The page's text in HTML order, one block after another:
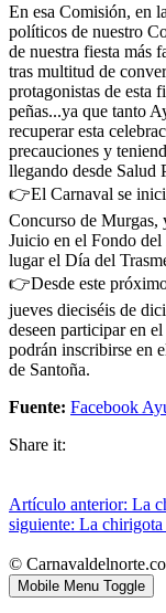
En esa Comisión, en
políticos de nuestro
de nuestra fiesta más
tras multitud de
protagonistas de esta
peñas...ya que tanto
recuperar esta
precauciones y
llegando desde Salud
👉El Carnaval se
Concurso de Murgas,
Juicio en el Fondo del
lugar el Día del
👉Desde este
jueves dieciséis de
deseen participar en
podrán inscribirse en
de Santoña.
Fuente: Facebook
Share it:
Artículo anterior: La
siguiente: La
©
Mobile Menu Toggle